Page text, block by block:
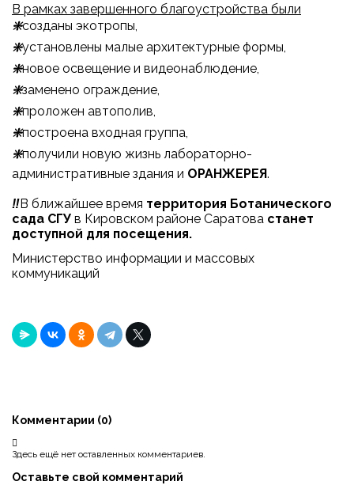
В рамках завершенного благоустройства были
❇️созданы экотропы,
❇️установлены малые архитектурные формы,
❇️новое освещение и видеонаблюдение,
❇️заменено ограждение,
❇️проложен автополив,
❇️построена входная группа,
❇️получили новую жизнь лабораторно-
административные здания и ОРАНЖЕРЕЯ.
‼️В ближайшее время территория Ботанического
сада СГУ в Кировском районе Саратова станет
доступной для посещения.
Министерство информации и массовых
коммуникаций
Комментарии (0)
Здесь ещё нет оставленных комментариев.
Оставьте свой комментарий